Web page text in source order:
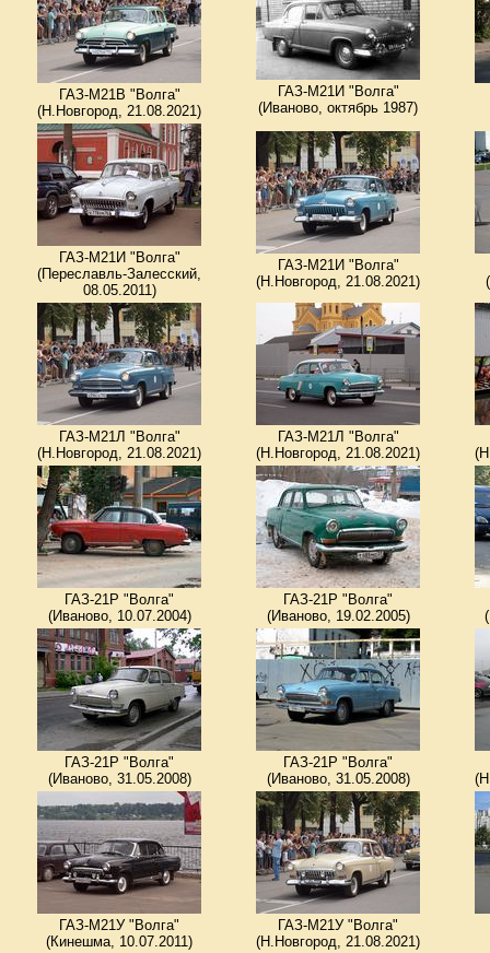
ГАЗ-М21В "Волга"
(Н.Новгород, 21.08.2021)
ГАЗ-М21И "Волга"
(Иваново, октябрь 1987)
ГАЗ-М21И "Волга"
(Переславль-Залесский,
08.05.2011)
ГАЗ-М21И "Волга"
(Н.Новгород, 21.08.2021)
ГАЗ-М21Л "Волга"
(Н.Новгород, 21.08.2021)
ГАЗ-М21Л "Волга"
(Н.Новгород, 21.08.2021)
ГАЗ-21Р "Волга"
(Иваново, 10.07.2004)
ГАЗ-21Р "Волга"
(Иваново, 19.02.2005)
ГАЗ-21Р "Волга"
(Иваново, 31.05.2008)
ГАЗ-21Р "Волга"
(Иваново, 31.05.2008)
ГАЗ-М21У "Волга"
(Кинешма, 10.07.2011)
ГАЗ-М21У "Волга"
(Н.Новгород, 21.08.2021)